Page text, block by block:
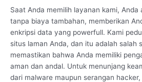
Saat Anda memilih layanan kami, Anda
tanpa biaya tambahan, memberikan
enkripsi data yang powerfull. Kami
situs laman Anda, dan itu adalah salah
memastikan bahwa Anda memiliki
aman dan andal. Untuk menunjang
dari malware maupun serangan